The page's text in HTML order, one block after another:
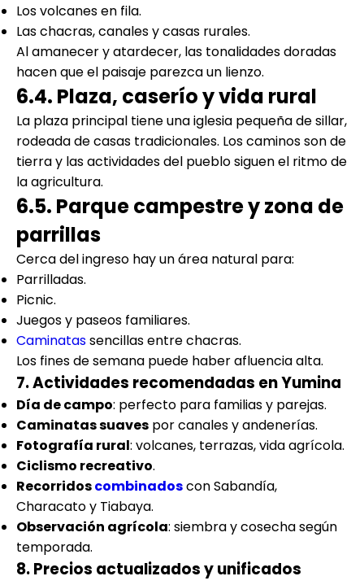
Los volcanes en fila.
Las chacras, canales y casas rurales.
Al amanecer y atardecer, las tonalidades doradas
hacen que el paisaje parezca un lienzo.
6.4. Plaza, caserío y vida rural
La plaza principal tiene una iglesia pequeña de sillar,
rodeada de casas tradicionales. Los caminos son de
tierra y las actividades del pueblo siguen el ritmo de
la agricultura.
6.5. Parque campestre y zona de
parrillas
Cerca del ingreso hay un área natural para:
Parrilladas.
Picnic.
Juegos y paseos familiares.
Caminatassencillas entre chacras.
Los fines de semana puede haber afluencia alta.
7. Actividades recomendadas en Yumina
Día de campo: perfecto para familias y parejas.
Caminatas suaves por canales y andenerías.
Fotografía rural: volcanes, terrazas, vida agrícola.
Ciclismo recreativo.
Recorridoscombinadoscon Sabandía,
Characato y Tiabaya.
Observación agrícola: siembra y cosecha según
temporada.
8. Precios actualizados y unificados